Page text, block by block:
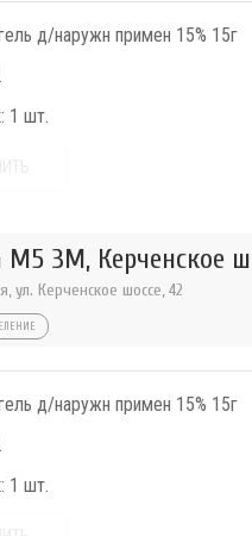
д/наружн примен 15% 15г
1 шт.
М5 3М, Керченское
ул. Керченское шоссе, 42
д/наружн примен 15% 15г
1 шт.